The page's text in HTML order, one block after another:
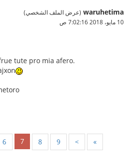
waruhetima (عرض الملف الشخصي)
10 مايو، 2018 7:02:16 ص
tute pro mia afero.
6 7 8 9 > »